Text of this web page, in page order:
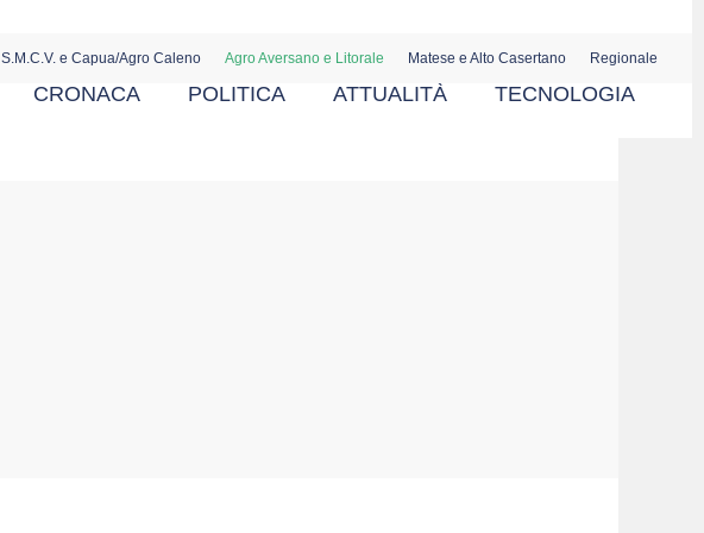
S.M.C.V. e Capua/Agro Caleno Agro Aversano e Litorale Matese e Alto Casertano Regionale
CRONACA POLITICA ATTUALITÀ TECNOLOGIA